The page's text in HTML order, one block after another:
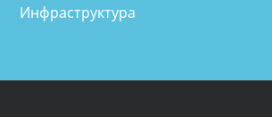
Инфраструктура